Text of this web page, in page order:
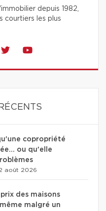
depuis 1982,
courtiers les plus
copropriété
ou qu'elle
août 2026
des maisons
malgré un